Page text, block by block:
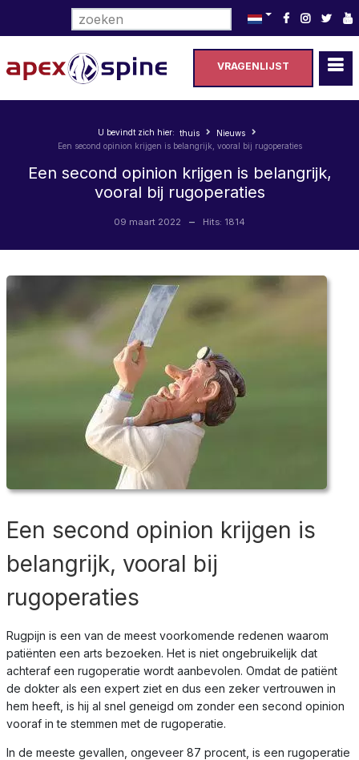
Selecteer de taal
VRAGENLIJST
U bevindt zich hier: thuis
Nieuws
Een second opinion krijgen is belangrijk, vooral bij rugoperaties
Een second opinion krijgen is belangrijk,
vooral bij rugoperaties
09 maart 2022 Hits: 1814
Een second opinion krijgen is
belangrijk, vooral bij
rugoperaties
Rugpijn is een van de meest voorkomende redenen waarom
patiënten een arts bezoeken. Het is niet ongebruikelijk dat
achteraf een rugoperatie wordt aanbevolen. Omdat de patiënt
de dokter als een expert ziet en dus een zeker vertrouwen in
hem heeft, is hij al snel geneigd om zonder een second opinion
vooraf in te stemmen met de rugoperatie.
In de meeste gevallen, ongeveer 87 procent, is een rugoperatie